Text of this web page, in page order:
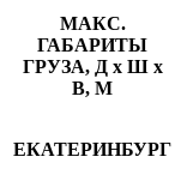
МАКС.
ГАБАРИТЫ
ГРУЗА, Д х Ш х
В, М
ЕКАТЕРИНБУРГ